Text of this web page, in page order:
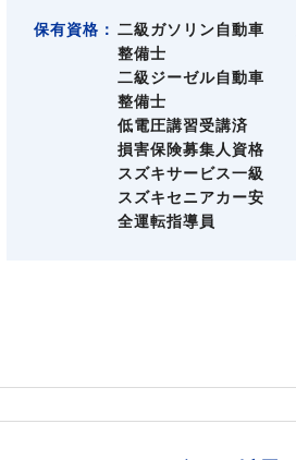
保有資格： 二級ガソリン自動車
整備士
二級ジーゼル自動車
整備士
低電圧講習受講済
損害保険募集人資格
スズキサービス一級
スズキセニアカー安
全運転指導員